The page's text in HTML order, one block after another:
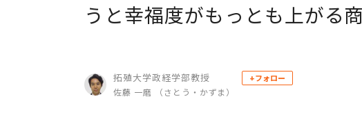
うと幸福度がもっとも上がる
拓殖大学政経学部教授
佐藤 一磨 （さとう・かずま）
+フォロー